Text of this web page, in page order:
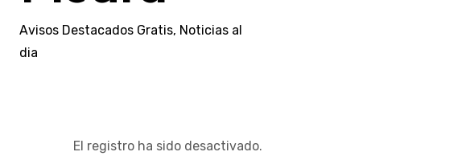
Avisos Destacados Gratis, Noticias al
dia
El registro ha sido desactivado.